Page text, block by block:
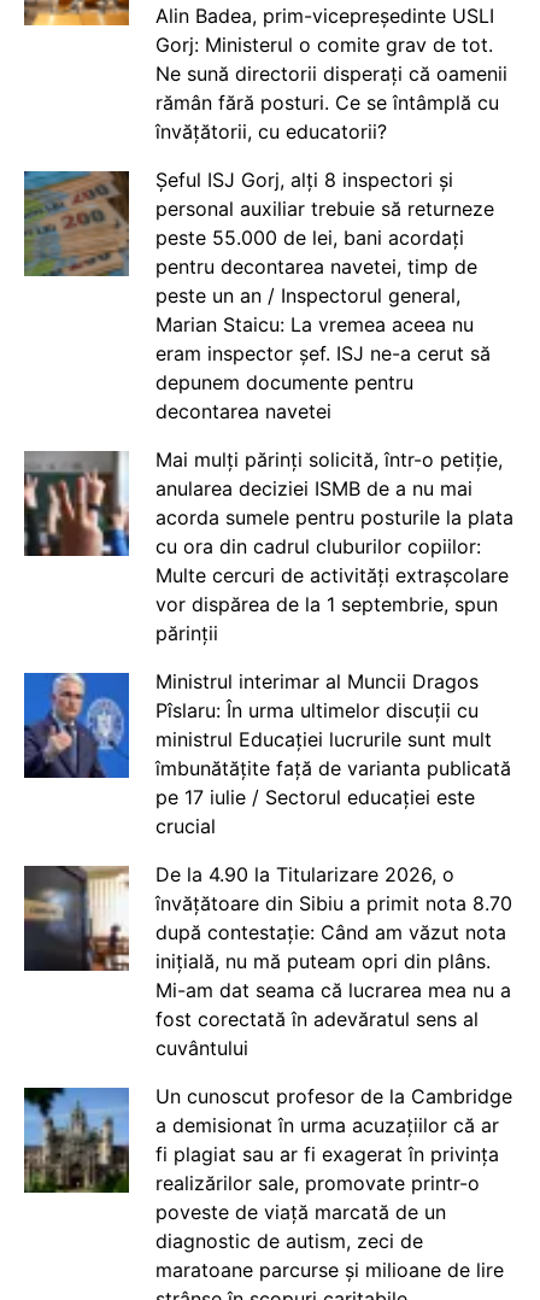
Alin Badea, prim-vicepreședinte USLI
Gorj: Ministerul o comite grav de tot.
Ne sună directorii disperați că oamenii
rămân fără posturi. Ce se întâmplă cu
învățătorii, cu educatorii?
Șeful ISJ Gorj, alți 8 inspectori și
personal auxiliar trebuie să returneze
peste 55.000 de lei, bani acordați
pentru decontarea navetei, timp de
peste un an / Inspectorul general,
Marian Staicu: La vremea aceea nu
eram inspector șef. ISJ ne-a cerut să
depunem documente pentru
decontarea navetei
Mai mulți părinți solicită, într-o petiție,
anularea deciziei ISMB de a nu mai
acorda sumele pentru posturile la plata
cu ora din cadrul cluburilor copiilor:
Multe cercuri de activități extrașcolare
vor dispărea de la 1 septembrie, spun
părinții
Ministrul interimar al Muncii Dragos
Pîslaru: În urma ultimelor discuții cu
ministrul Educației lucrurile sunt mult
îmbunătățite față de varianta publicată
pe 17 iulie / Sectorul educației este
crucial
De la 4.90 la Titularizare 2026, o
învățătoare din Sibiu a primit nota 8.70
după contestație: Când am văzut nota
inițială, nu mă puteam opri din plâns.
Mi-am dat seama că lucrarea mea nu a
fost corectată în adevăratul sens al
cuvântului
Un cunoscut profesor de la Cambridge
a demisionat în urma acuzațiilor că ar
fi plagiat sau ar fi exagerat în privința
realizărilor sale, promovate printr-o
poveste de viață marcată de un
diagnostic de autism, zeci de
maratoane parcurse și milioane de lire